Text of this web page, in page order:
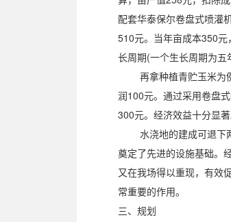
配套华泰保尔卷盘式喷灌
510元。当年亩成本350
长周期(一个生长周期为五
再拿种植青贮玉米为例
润100元。通过采用卷盘
300元。经济效益十分显著
水浇地的建成可退下两
奠定了先进的设施基础。
又在我场得以重现，有效
常重要的作用。
三、规划